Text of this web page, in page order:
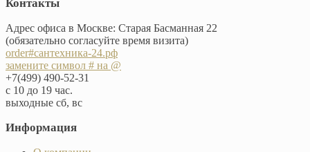
Контакты
Адрес офиса в Москве: Старая Басманная 22
(обязательно согласуйте время визита)
order#сантехника-24.рф
замените символ # на @
+7(499) 490-52-31
с 10 до 19 час.
выходные сб, вс
Информация